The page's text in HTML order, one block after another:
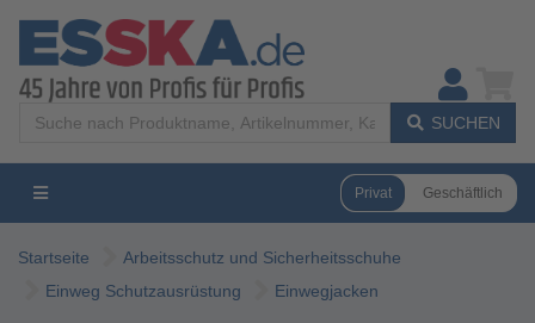
SUCHEN
Privat Geschäftlich
Startseite
Arbeitsschutz und Sicherheitsschuhe
Einweg Schutzausrüstung
Einwegjacken